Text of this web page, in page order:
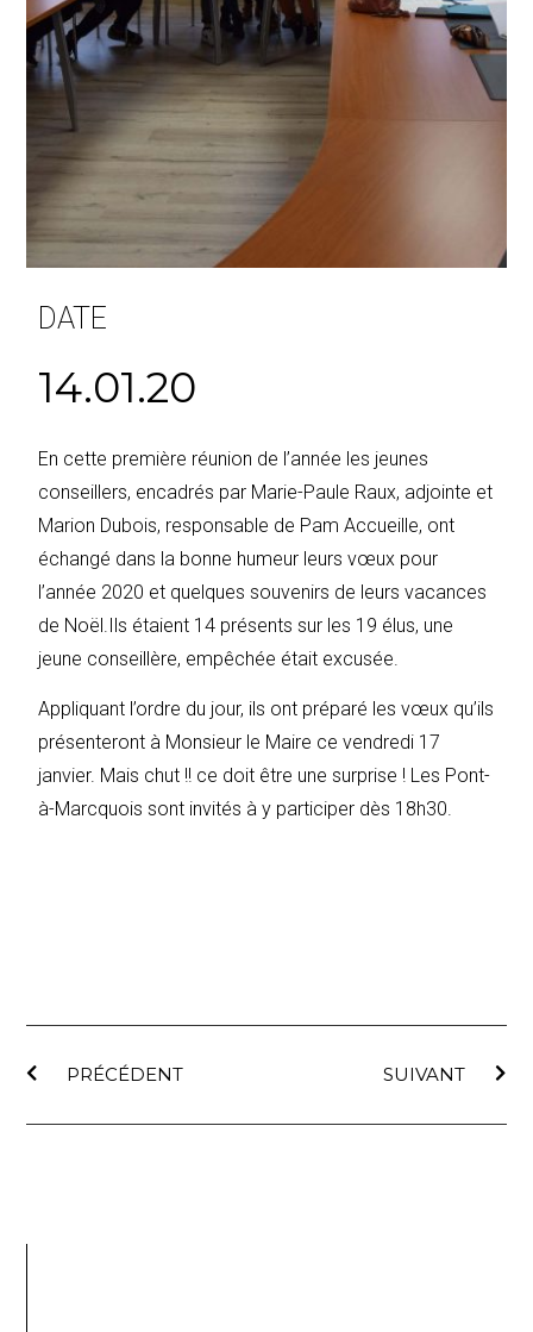
DATE
14.01.20
En cette première réunion de l’année les jeunes
conseillers, encadrés par Marie-Paule Raux, adjointe et
Marion Dubois, responsable de Pam Accueille, ont
échangé dans la bonne humeur leurs vœux pour
l’année 2020 et quelques souvenirs de leurs vacances
de Noël.Ils étaient 14 présents sur les 19 élus, une
jeune conseillère, empêchée était excusée.
Appliquant l’ordre du jour, ils ont préparé les vœux qu’ils
présenteront à Monsieur le Maire ce vendredi 17
janvier. Mais chut !! ce doit être une surprise ! Les Pont-
à-Marcquois sont invités à y participer dès 18h30.
PRÉCÉDENT SUIVANT